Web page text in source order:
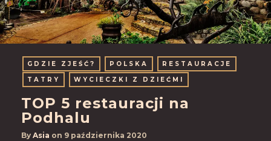
GDZIE ZJEŚĆ? POLSKA
RESTAURACJE
TATRY
WYCIECZKI Z DZIEĆMI
TOP 5 restauracji na
Podhalu
By Asia on 9 października 2020